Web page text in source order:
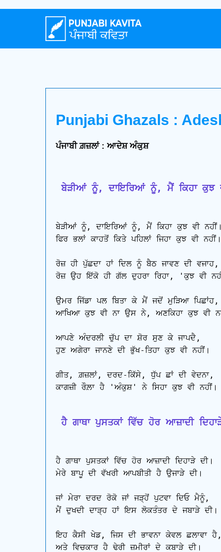
Punjabi Ghazals :
ਪੰਜਾਬੀ ਗ਼ਜ਼ਲਾਂ : ਆਦੇਸ਼ ਅੰਕੁਸ਼
ਬੇੜੀਆਂ ਨੂੰ, ਦਾਇਰਿਆਂ ਨੂੰ, ਮੈਂ ਕਿਹਾ ਕੁਝ
ਬੇੜੀਆਂ ਨੂੰ, ਦਾਇਰਿਆਂ ਨੂੰ, ਮੈਂ ਕਿਹਾ ਕੁਝ ਵੀ ਨਹੀਂ।
ਫਿਰ ਭਲਾਂ ਕਾਹਤੋਂ ਕਿਤੇ ਪਹਿਲਾਂ ਜਿਹਾ ਕੁਝ ਵੀ ਨਹੀਂ।
ਰੋਜ਼ ਹੀ ਪੁੱਛਦਾ ਹਾਂ ਦਿਲ ਨੂੰ ਬੈਠ ਜਾਵਣ ਦੀ ਵਜਾਹ,
ਰੋਜ਼ ਉਹ ਇੱਕੋ ਹੀ ਗੱਲ ਦੁਹਰਾ ਰਿਹਾ, 'ਕੁਝ ਵੀ
ਉਮਰ ਜਿੱਡਾ ਪਲ ਬਿਤਾ ਕੇ ਮੈਂ ਜਦੋਂ ਮੁੜਿਆ ਪਿਛਾਂਹ,
ਆਖਿਆ ਕੁਝ ਵੀ ਨਾ ਉਸ ਨੇ, ਅਣਕਿਹਾ ਕੁਝ ਵੀ
ਆਪਣੇ ਅੰਦਰਲੀ ਚੁੱਪ ਦਾ ਸ਼ੋਰ ਸੁਣ ਕੇ ਜਾਪਦੈ,
ਹੁਣ ਅਗੇਰਾ ਜਾਨਣੇ ਦੀ ਭੁੱਖ-ਤਿਹਾ ਕੁਝ ਵੀ ਨਹੀਂ।
ਗੀਤ, ਗ਼ਜ਼ਲਾਂ, ਦਰਦ-ਕਿੱਸੇ, ਧੁੱਪ ਛਾਂ ਦੀ ਵੇਦਨਾ,
ਕਾਗਜ਼ੀ ਰੌਲ਼ਾ ਹੈ 'ਅੰਕੁਸ਼' ਨੇ ਸਿਹਾ ਕੁਝ ਵੀ ਨਹੀਂ।
ਹੈ ਗਾਥਾ ਪੁਸਤਕਾਂ ਵਿੱਚ ਹੋਰ ਆਜ਼ਾਦੀ
ਹੈ ਗਾਥਾ ਪੁਸਤਕਾਂ ਵਿੱਚ ਹੋਰ ਆਜ਼ਾਦੀ ਦਿਹਾੜੇ ਦੀ।
ਮੇਰੇ ਬਾਪੂ ਦੀ ਵੱਖਰੀ ਆਪਬੀਤੀ ਹੈ ਉਜਾੜੇ ਦੀ।
ਜਾਂ ਮੇਰਾ ਦਰਦ ਰੋਕੋ ਜਾਂ ਜੜ੍ਹੋਂ ਪੁਟਵਾ ਦਿਓ ਮੈਨੂੰ,
ਮੈਂ ਦੁਖਦੀ ਦਾੜ੍ਹ ਹਾਂ ਇਸ ਲੋਕਤੰਤਰ ਦੇ ਜਬਾੜੇ ਦੀ।
ਇਹ ਕੈਸੀ ਖੇਡ, ਜਿਸ ਦੀ ਭਾਵਨਾ ਕੇਵਲ ਛਲਾਵਾ ਹੈ,
ਅਤੇ ਵਿਚਕਾਰ ਹੈ ਢੇਰੀ ਜ਼ਮੀਰਾਂ ਦੇ ਕਬਾੜੇ ਦੀ।